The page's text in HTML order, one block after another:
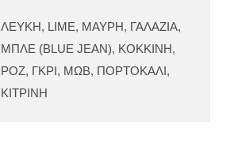
ΛΕΥΚΗ, LIME, ΜΑΥΡΗ, ΓΑΛΑΖΙΑ,
ΜΠΛΕ (BLUE JEAN), ΚΟΚΚΙΝΗ,
ΡΟΖ, ΓΚΡΙ, ΜΩΒ, ΠΟΡΤΟΚΑΛΙ,
ΚΙΤΡΙΝΗ